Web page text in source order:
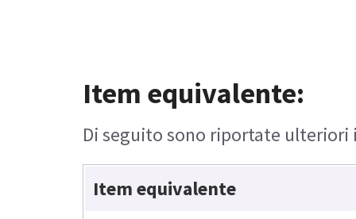
Item equivalente:
Di seguito sono riportate
Item equivalente